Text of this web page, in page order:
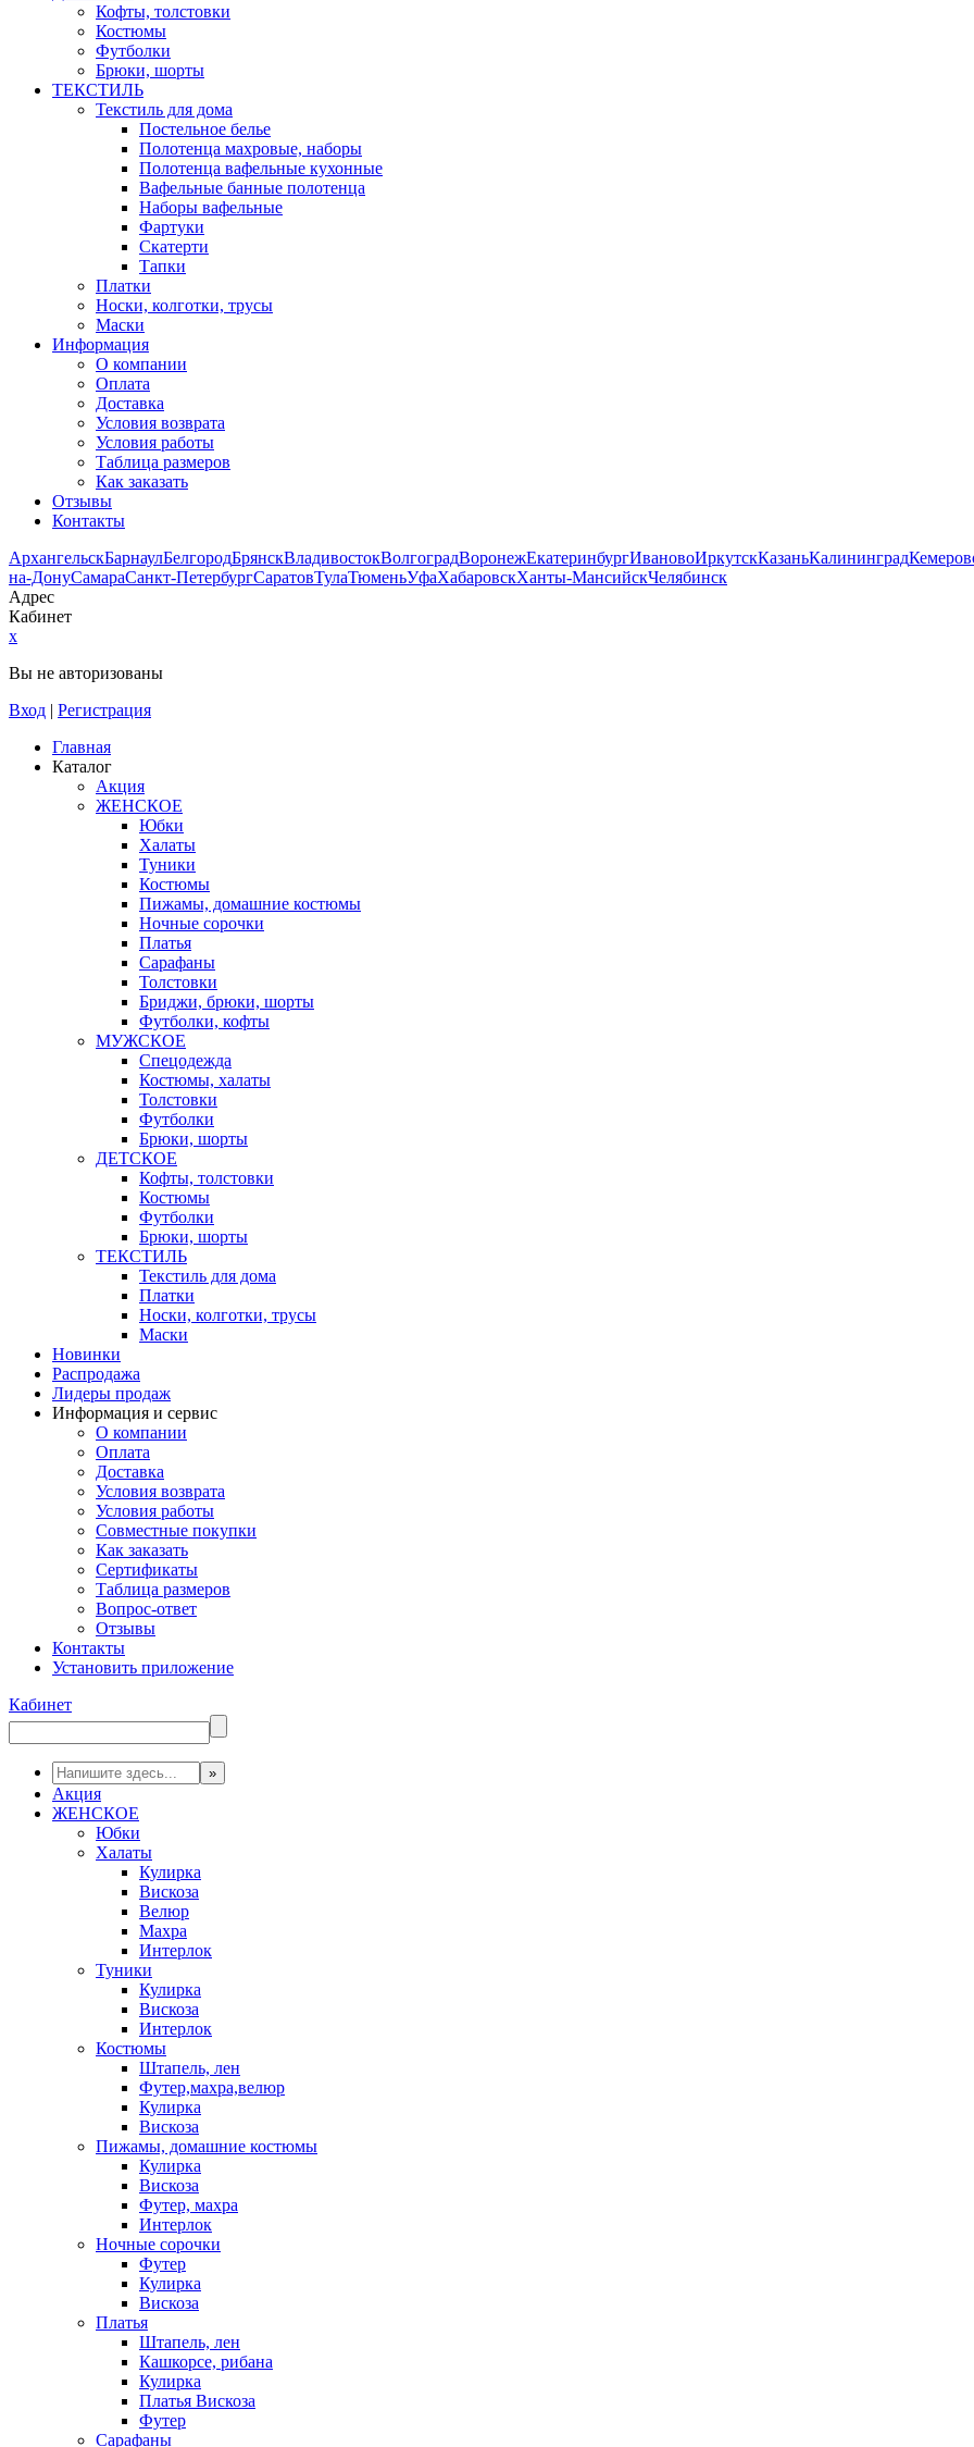
Кофты, толстовки
Костюмы
Футболки
Брюки, шорты
ТЕКСТИЛЬ
Текстиль для дома
Постельное белье
Полотенца махровые, наборы
Полотенца вафельные кухонные
Вафельные банные полотенца
Наборы вафельные
Фартуки
Скатерти
Тапки
Платки
Носки, колготки, трусы
Маски
Информация
О компании
Оплата
Доставка
Условия возврата
Условия работы
Таблица размеров
Как заказать
Отзывы
Контакты
АрхангельскБарнаулБелгородБрянскВладивостокВолгоградВоронежЕкатеринбургИвановоИркутскКазаньКалининград
на-ДонуСамараСанкт-ПетербургСаратовТулаТюменьУфаХабаровскХанты-МансийскЧелябинск
Адрес
Кабинет
x
Вы не авторизованы
Вход | Регистрация
Главная
Каталог
Акция
ЖЕНСКОЕ
Юбки
Халаты
Туники
Костюмы
Пижамы, домашние костюмы
Ночные сорочки
Платья
Сарафаны
Толстовки
Бриджи, брюки, шорты
Футболки, кофты
МУЖСКОЕ
Спецодежда
Костюмы, халаты
Толстовки
Футболки
Брюки, шорты
ДЕТСКОЕ
Кофты, толстовки
Костюмы
Футболки
Брюки, шорты
ТЕКСТИЛЬ
Текстиль для дома
Платки
Носки, колготки, трусы
Маски
Новинки
Распродажа
Лидеры продаж
Информация и сервис
О компании
Оплата
Доставка
Условия возврата
Условия работы
Совместные покупки
Как заказать
Сертификаты
Таблица размеров
Вопрос-ответ
Отзывы
Контакты
Установить приложение
Кабинет
Акция
ЖЕНСКОЕ
Юбки
Халаты
Кулирка
Вискоза
Велюр
Махра
Интерлок
Туники
Кулирка
Вискоза
Интерлок
Костюмы
Штапель, лен
Футер,махра,велюр
Кулирка
Вискоза
Пижамы, домашние костюмы
Кулирка
Вискоза
Футер, махра
Интерлок
Ночные сорочки
Футер
Кулирка
Вискоза
Платья
Штапель, лен
Кашкорсе, рибана
Кулирка
Платья Вискоза
Футер
Сарафаны